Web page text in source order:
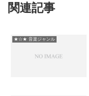
関連記事
★☆★ 音楽ジャンル